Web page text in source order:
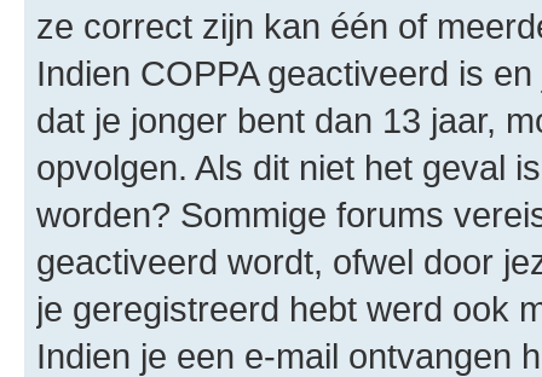
ze correct zijn kan één of
Indien COPPA geactiveerd is
dat je jonger bent dan 13 jaar,
opvolgen. Als dit niet het geval
worden? Sommige forums
geactiveerd wordt, ofwel door
je geregistreerd hebt werd ook
Indien je een e-mail ontvangen